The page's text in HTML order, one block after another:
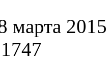
марта 2015
1747